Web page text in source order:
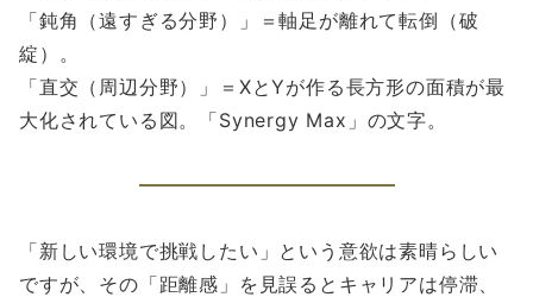
「鈍角（遠すぎる分野）」＝軸足が離れて転倒（破
綻）。
「直交（周辺分野）」＝XとYが作る長方形の面積が最
大化されている図。「Synergy Max」の文字。
「新しい環境で挑戦したい」という意欲は素晴らしい
ですが、その「距離感」を見誤るとキャリアは停滞、